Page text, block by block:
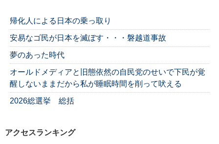
帰化人による日本の乗っ取り
安易なゴ民が日本を滅ぼす・・・磐越道事故
夢のあった時代
オールドメディアと旧態依然の自民党のせいで下民が覚
醒しないままだから私が睡眠時間を削って吠える
2026総選挙 総括
アクセスランキング